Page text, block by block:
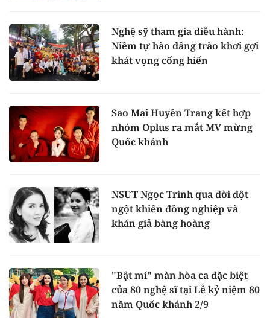
Nghệ sỹ tham gia diễu hành:
Niềm tự hào dâng trào khơi gợi
khát vọng cống hiến
Sao Mai Huyền Trang kết hợp
nhóm Oplus ra mắt MV mừng
Quốc khánh
NSƯT Ngọc Trinh qua đời đột
ngột khiến đồng nghiệp và
khán giả bàng hoàng
"Bật mí" màn hòa ca đặc biệt
của 80 nghệ sĩ tại Lễ kỷ niệm 80
năm Quốc khánh 2/9